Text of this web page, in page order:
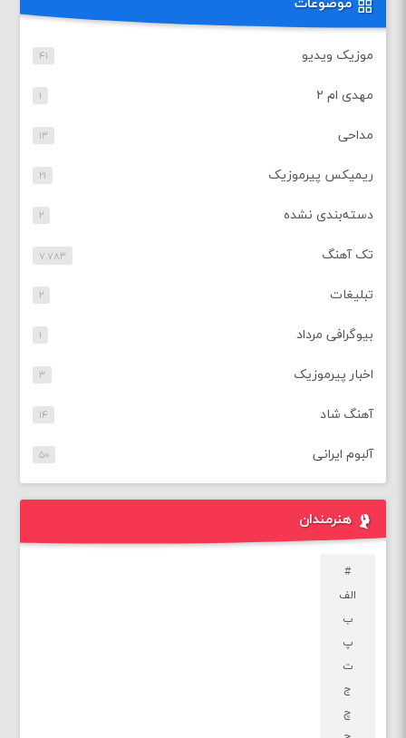
موضوعات
موزیک ویدیو ۴۱
مهدی ام ۲ ۱
مداحی ۱۳
ریمیکس پیرموزیک ۲۱
دسته‌بندی نشده ۲
تک آهنگ ۷,۷۸۳
تبلیغات ۲
بیوگرافی مرداد ۱
اخبار پیرموزیک ۳
آهنگ شاد ۱۴
آلبوم ایرانی ۵۰
هنرمندان
#
الف
ب
پ
ت
ج
چ